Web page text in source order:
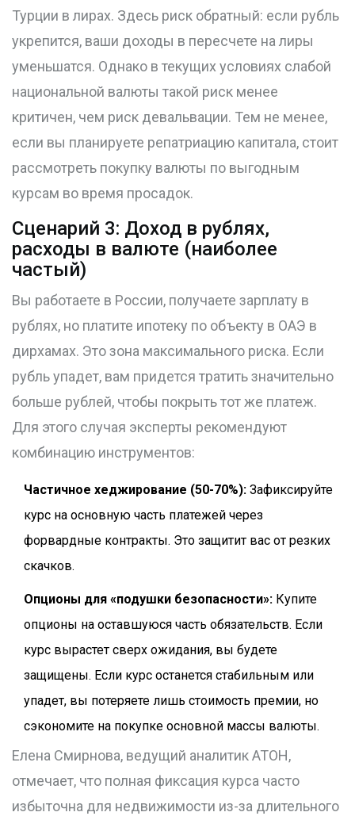
Турции в лирах. Здесь риск обратный: если рубль
укрепится, ваши доходы в пересчете на лиры
уменьшатся. Однако в текущих условиях слабой
национальной валюты такой риск менее
критичен, чем риск девальвации. Тем не менее,
если вы планируете репатриацию капитала, стоит
рассмотреть покупку валюты по выгодным
курсам во время просадок.
Сценарий 3: Доход в рублях,
расходы в валюте (наиболее
частый)
Вы работаете в России, получаете зарплату в
рублях, но платите ипотеку по объекту в ОАЭ в
дирхамах. Это зона максимального риска. Если
рубль упадет, вам придется тратить значительно
больше рублей, чтобы покрыть тот же платеж.
Для этого случая эксперты рекомендуют
комбинацию инструментов:
Частичное хеджирование (50-70%): Зафиксируйте
курс на основную часть платежей через
форвардные контракты. Это защитит вас от резких
скачков.
Опционы для «подушки безопасности»: Купите
опционы на оставшуюся часть обязательств. Если
курс вырастет сверх ожидания, вы будете
защищены. Если курс останется стабильным или
упадет, вы потеряете лишь стоимость премии, но
сэкономите на покупке основной массы валюты.
Елена Смирнова, ведущий аналитик АТОН,
отмечает, что полная фиксация курса часто
избыточна для недвижимости из-за длительного